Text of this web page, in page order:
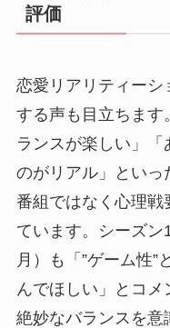
評価
恋愛リアリティーシ
する声も目立ちま
ランスが楽しい」
のがリアル」といっ
番組ではなく心理
ています。シーズ
月）も「”ゲーム性”
んでほしい」とコ
絶妙なバランスを意